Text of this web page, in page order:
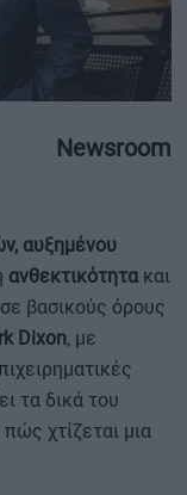
Newsroom
αυξημένου
ανθεκτικότητα και
βασικούς όρους
Dixon, με
τα δικά του
πώς χτίζεται μια